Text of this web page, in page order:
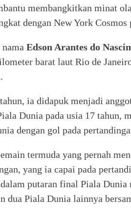
membangkitkan minat
dengan New York
Edson Arantes do
barat laut Rio de
ia didapuk menjadi
Dunia pada usia 17 tahun,
dengan gol pada
termuda yang pernah
yang ia capai pada
putaran final Piala
dua Piala Dunia lainnya